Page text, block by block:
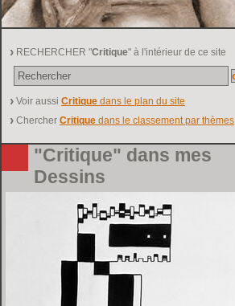
RECHERCHER "Critique" à l'intérieur de ce site
Voir aussi Critique dans le plan du site
Chercher Critique dans le classement par thèmes
"Critique" dans mes
Dessins